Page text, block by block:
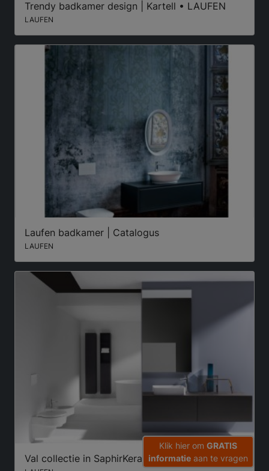
Trendy badkamer design | Kartell • LAUFEN
LAUFEN
Laufen badkamer | Catalogus
LAUFEN
Val collectie in SaphirKeramik | Laufen
Klik hier om GRATIS
informatie aan te vragen